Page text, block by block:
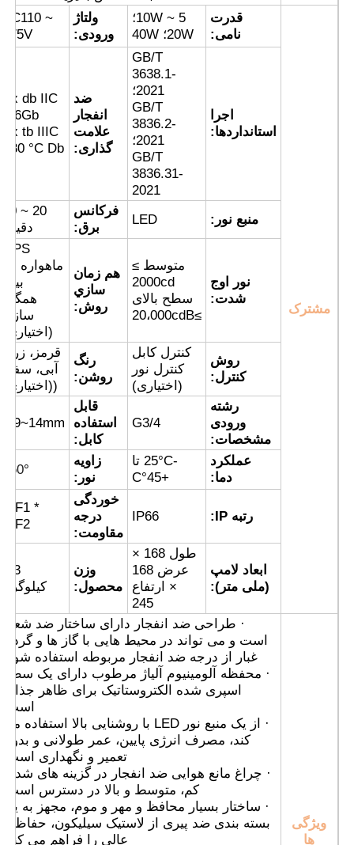
دربارهی ما
روشنایی اثبات انفجار
چراغ هشدار ضد انفجار
سوئیچ ضد انفجار
غدد کابل ضد انفجار
دوشاخه و پریز ضد انفجار
مشترک
قدرت
نامی:
5 ~ 10W؛
20W؛ 40W
ولتاژ
ورودی:
AC110 ~
275V
اجرا
استانداردها:
GB/T
3638.1-
2021؛
GB/T
3836.2-
2021؛
GB/T
3836.31-
2021
ضد
انفجار
علامت
گذاری:
Ex db IIC
T6Gb؛
Ex tb IIIC
T80 °C Db
منبع نور: LED
فرکانس
برق:
20 ~ 60
دقیقه
نور اوج
شدت:
متوسط ≥
2000cd
سطح بالای
≥20،000cdB
هم زمان
سازي
روش:
GPS
ماهواره ای
بیدو
همگام
سازی
(اختیاری)
روش
کنترل:
کنترل کابل
کنترل نور
(اختیاری)
رنگ
روشن:
قرمز، زرد،
آبی، سفید
((اختیاری)
رشته
ورودی
مشخصات:
G3/4
قابل
استفاده
کابل:
Φ9~14mm
عملکرد
دما:
-25°C تا
+45°C
زاويه
نور:
360°
رتبه IP: IP66
خوردگی
درجه
مقاومت:
WF1 *
WF2
ابعاد لامپ
(ملی متر):
طول 168 ×
عرض 168
× ارتفاع
245
وزن
محصول:
3.3
کیلوگرم
ویژگی
ها
· طراحی ضد انفجار دارای ساختار ضد شعله
است و می تواند در محیط هایی با گاز ها و گرد و
غبار از درجه ضد انفجار مربوطه استفاده شود.
· محفظه آلومینیوم آلیاژ مرطوب دارای یک سطح
اسپری شده الکتروستاتیک برای ظاهر جذاب
است.
· از یک منبع نور LED با روشنایی بالا استفاده می
کند، مصرف انرژی پایین، عمر طولانی و بدون
تعمیر و نگهداری است.
· چراغ مانع هوایی ضد انفجار در گزینه های شدت
کم، متوسط و بالا در دسترس است.
· ساختار بسیار محافظ و مهر و موم، مجهز به یک
بسته بندی ضد پیری از لاستیک سیلیکون، حفاظت
عالی را فراهم می کند.